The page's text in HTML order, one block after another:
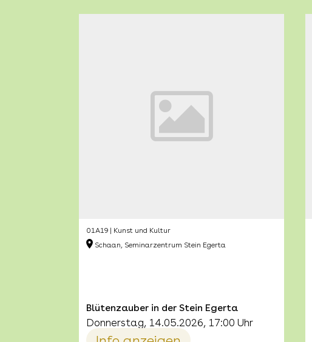
01A19 | Kunst und Kultur
Schaan, Seminarzentrum Stein Egerta
Blütenzauber in der Stein Egerta
Donnerstag, 14.05.2026, 17:00 Uhr